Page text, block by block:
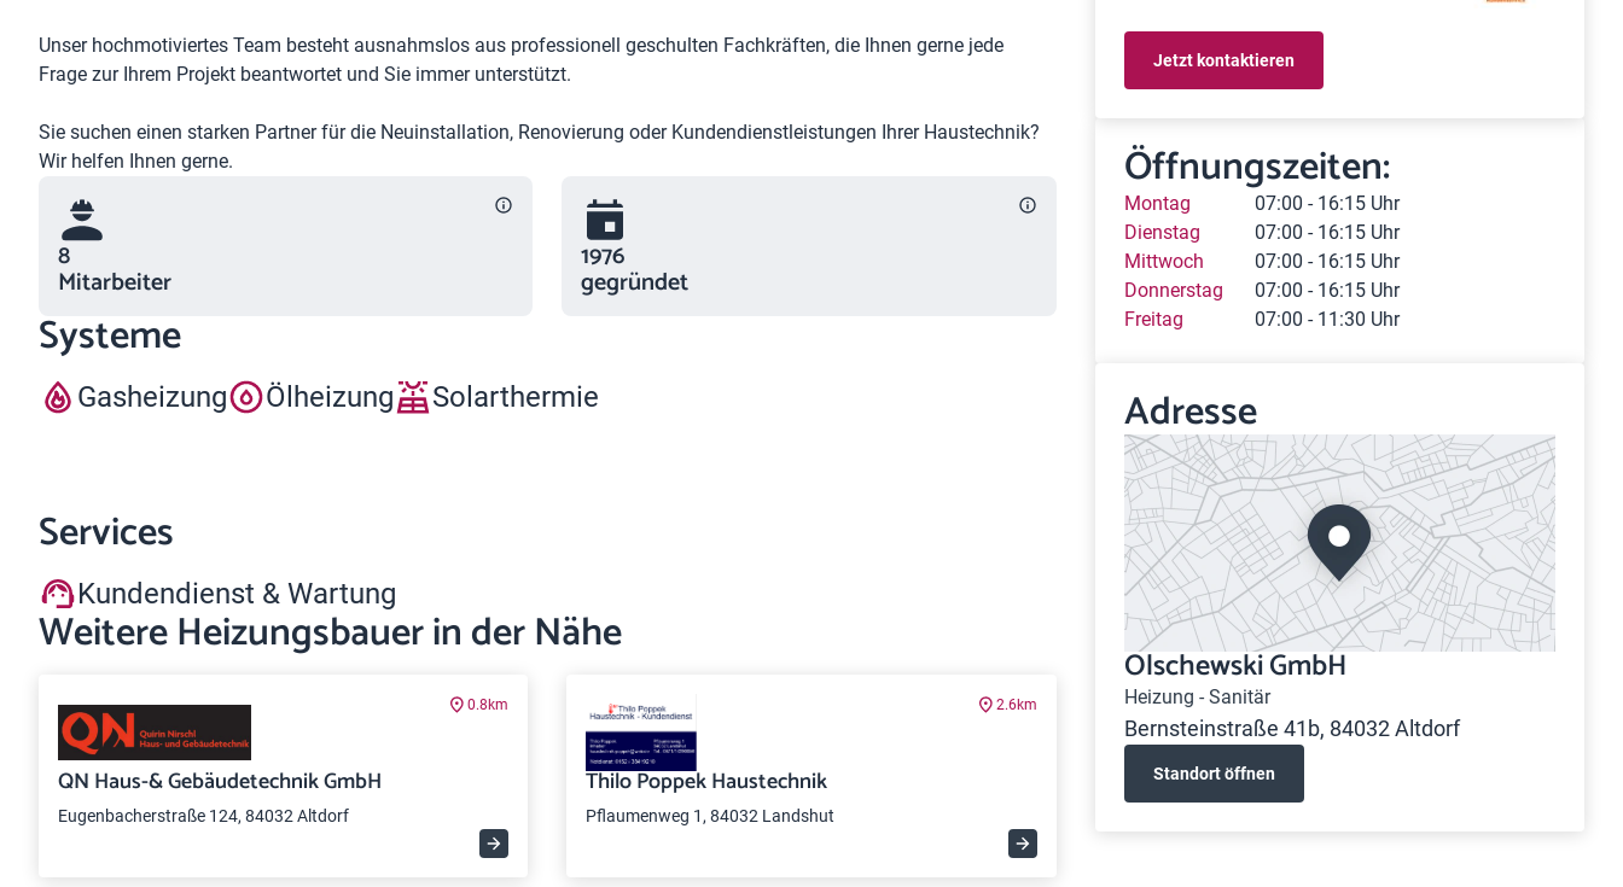
Unser hochmotiviertes Team besteht ausnahmslos aus professionell geschulten Fachkräften, die Ihnen gerne jede
Frage zur Ihrem Projekt beantwortet und Sie immer unterstützt.
Sie suchen einen starken Partner für die Neuinstallation, Renovierung oder Kundendienstleistungen Ihrer Haustechnik?
Wir helfen Ihnen gerne.
8
Mitarbeiter
1976
gegründet
Systeme
Gasheizung Ölheizung Solarthermie
Services
Kundendienst & Wartung
Weitere Heizungsbauer in der Nähe
0.8km
QN Haus-& Gebäudetechnik GmbH
Eugenbacherstraße 124, 84032 Altdorf
2.6km
Thilo Poppek Haustechnik
Pflaumenweg 1, 84032 Landshut
Jetzt kontaktieren
Öffnungszeiten:
Montag
07:00 - 16:15 Uhr
Dienstag
07:00 - 16:15 Uhr
Mittwoch
07:00 - 16:15 Uhr
Donnerstag
07:00 - 16:15 Uhr
Freitag
07:00 - 11:30 Uhr
Adresse
Olschewski GmbH
Heizung - Sanitär
Bernsteinstraße 41b, 84032 Altdorf
Standort öffnen